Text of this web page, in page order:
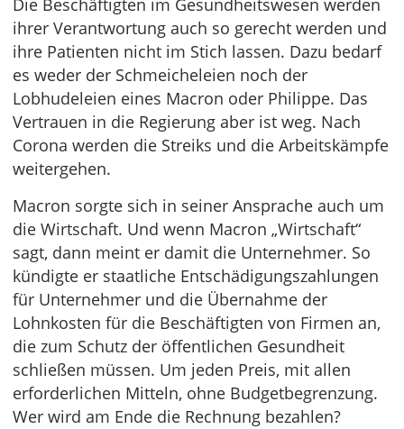
Die Beschäftigten im Gesundheitswesen werden
ihrer Verantwortung auch so gerecht werden und
ihre Patienten nicht im Stich lassen. Dazu bedarf
es weder der Schmeicheleien noch der
Lobhudeleien eines Macron oder Philippe. Das
Vertrauen in die Regierung aber ist weg. Nach
Corona werden die Streiks und die Arbeitskämpfe
weitergehen.
Macron sorgte sich in seiner Ansprache auch um
die Wirtschaft. Und wenn Macron „Wirtschaft“
sagt, dann meint er damit die Unternehmer. So
kündigte er staatliche Entschädigungszahlungen
für Unternehmer und die Übernahme der
Lohnkosten für die Beschäftigten von Firmen an,
die zum Schutz der öffentlichen Gesundheit
schließen müssen. Um jeden Preis, mit allen
erforderlichen Mitteln, ohne Budgetbegrenzung.
Wer wird am Ende die Rechnung bezahlen?